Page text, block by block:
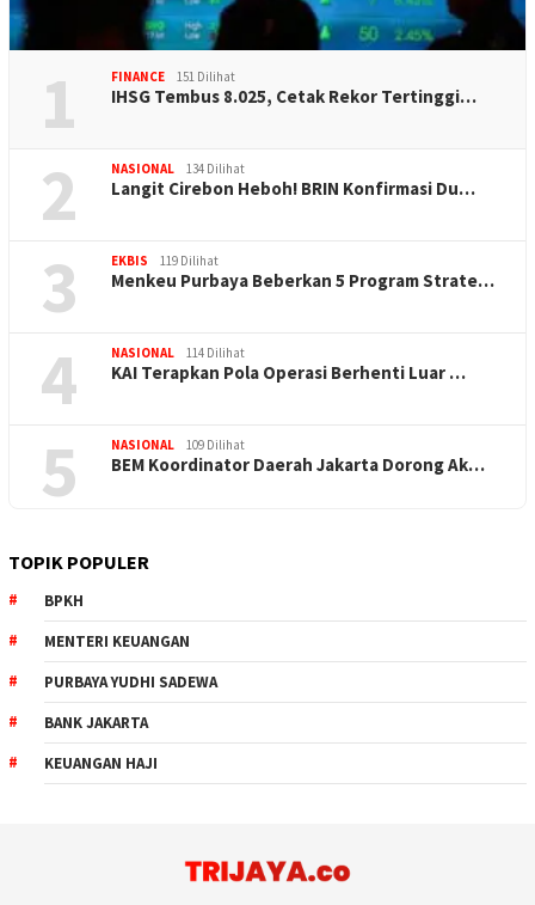
1 FINANCE 151 Dilihat
IHSG Tembus 8.025, Cetak Rekor Tertinggi…
2 NASIONAL 134 Dilihat
Langit Cirebon Heboh! BRIN Konfirmasi Du…
3 EKBIS 119 Dilihat
Menkeu Purbaya Beberkan 5 Program Strate…
4 NASIONAL 114 Dilihat
KAI Terapkan Pola Operasi Berhenti Luar …
5 NASIONAL 109 Dilihat
BEM Koordinator Daerah Jakarta Dorong Ak…
TOPIK POPULER
BPKH
MENTERI KEUANGAN
PURBAYA YUDHI SADEWA
BANK JAKARTA
KEUANGAN HAJI